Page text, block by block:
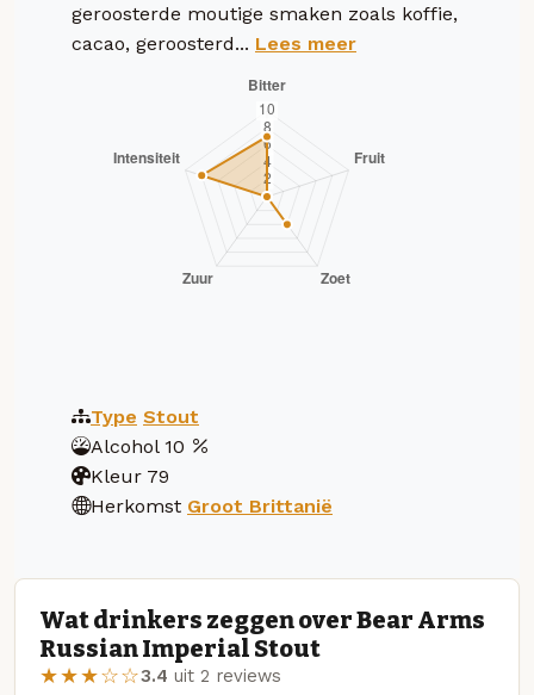
geroosterde moutige smaken zoals koffie,
cacao, geroosterd... Lees meer
Type Stout
Alcohol 10
Kleur 79
Herkomst Groot Brittanië
Wat drinkers zeggen over Bear Arms
Russian Imperial Stout
★★★☆☆3.4 uit 2 reviews